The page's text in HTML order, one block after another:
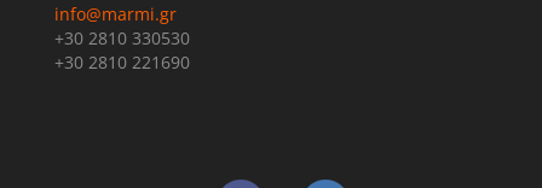
info@marmi.gr
+30 2810 330530
+30 2810 221690